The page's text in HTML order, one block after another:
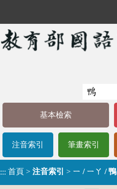
基本檢索
注音索引 筆畫索引
::: 首頁 > 注音索引 > ㄧ / ㄧㄚ / 鴨